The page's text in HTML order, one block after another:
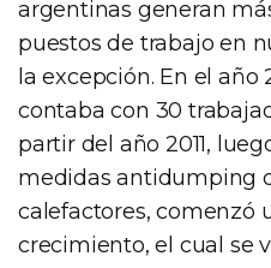
argentinas generan
puestos de trabajo en
la excepción. En el año
contaba con 30
partir del año 2011,
medidas antidumping
calefactores, comenzó
crecimiento, el cual se